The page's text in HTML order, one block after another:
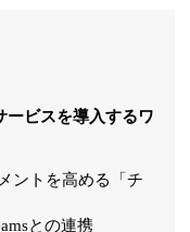
ービスを導入するワ
ントを高める「チ
との連携